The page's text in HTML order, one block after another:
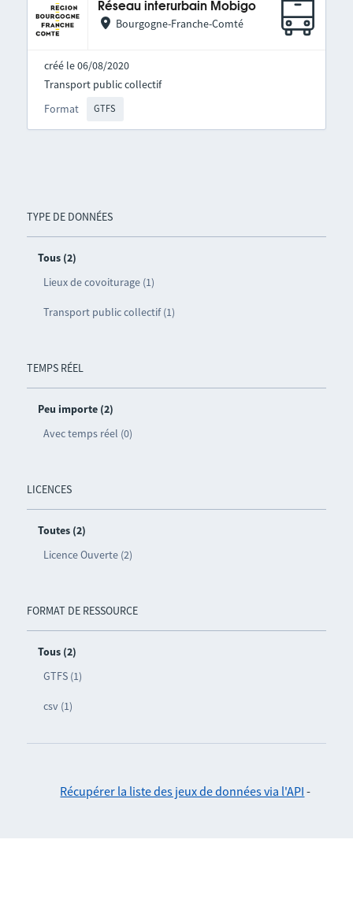
TYPE DE DONNÉES
Tous (2)
Lieux de covoiturage (1)
Transport public collectif (1)
TEMPS RÉEL
Peu importe (2)
Avec temps réel (0)
LICENCES
Toutes (2)
Licence Ouverte (2)
FORMAT DE RESSOURCE
Tous (2)
GTFS (1)
csv (1)
Réseau interurbain Mobigo
Bourgogne-Franche-Comté
créé le 06/08/2020
Format GTFS
Transport public collectif
Récupérer la liste des jeux de données via l'API -